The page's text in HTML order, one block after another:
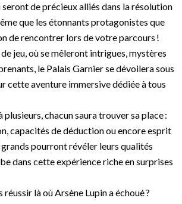
de précieux alliés dans la résolution
que les étonnants protagonistes que
de rencontrer lors de votre parcours !
jeu, où se mêleront intrigues, mystères
le Palais Garnier se dévoilera sous
cette aventure immersive dédiée à tous
plusieurs, chacun saura trouver sa place :
capacités de déduction ou encore esprit
pourront révéler leurs qualités
dans cette expérience riche en surprises
là où Arsène Lupin a échoué ?